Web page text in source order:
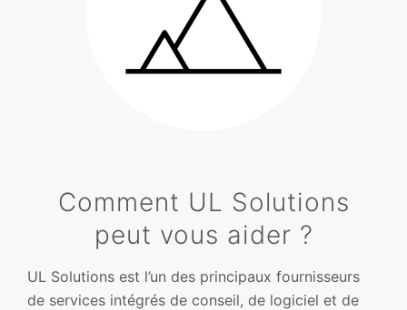
Comment UL Solutions
peut vous aider ?
UL Solutions est l’un des principaux fournisseurs
de services intégrés de conseil, de logiciel et de